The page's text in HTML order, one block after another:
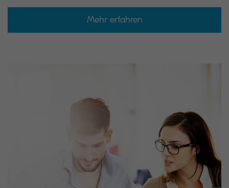
Mehr erfahren